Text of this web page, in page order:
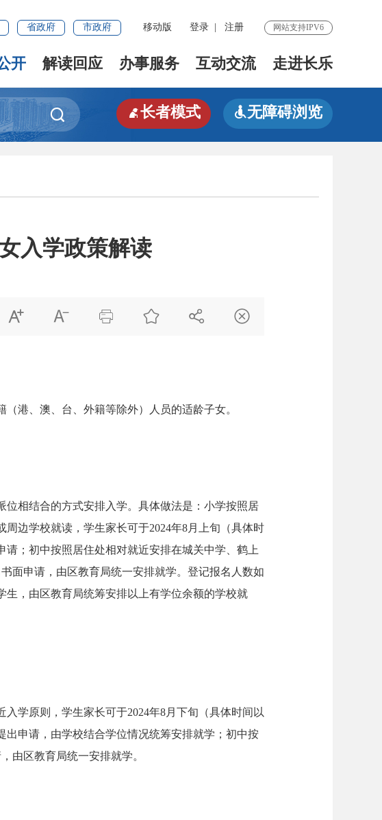
省政府 市政府 移动版 登录 注册 网站支持IPV6
开 解读回应 办事服务 互动交流 走进长乐
 长者模式 无障碍浏览
入学政策解读
     
港、澳、台、外籍等除外）人员的适龄子女。
相结合的方式安排入学。具体做法是：小学按照居
边学校就读，学生家长可于2024年8月上旬（具体时
；初中按照居住处相对就近安排在城关中学、鹤上
面申请，由区教育局统一安排就学。登记报名人数如
，由区教育局统筹安排以上有学位余额的学校就
学原则，学生家长可于2024年8月下旬（具体时间以
申请，由学校结合学位情况统筹安排就学；初中按
由区教育局统一安排就学。